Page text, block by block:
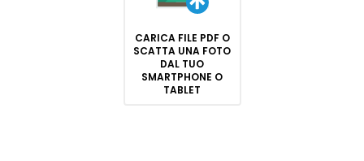
CARICA FILE PDF O
SCATTA UNA FOTO
DAL TUO
SMARTPHONE O
TABLET